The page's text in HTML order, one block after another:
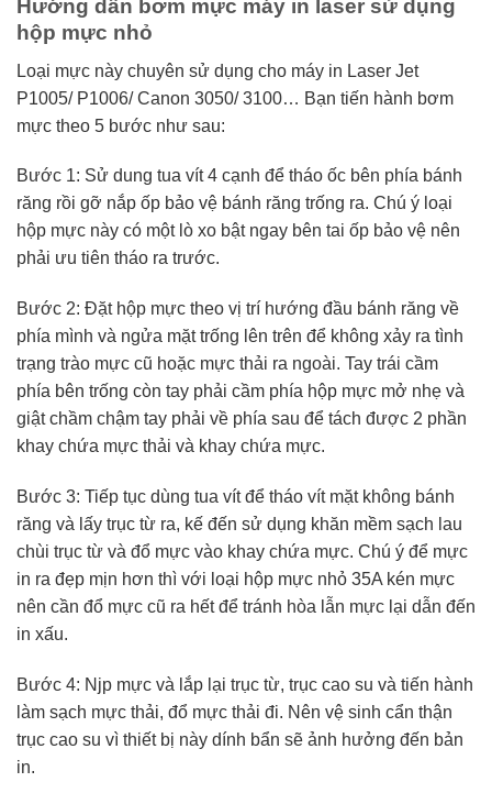
Hướng dẫn bơm mực máy in laser sử dụng
hộp mực nhỏ
Loại mực này chuyên sử dụng cho máy in Laser Jet
P1005/ P1006/ Canon 3050/ 3100… Bạn tiến hành bơm
mực theo 5 bước như sau:
Bước 1: Sử dung tua vít 4 cạnh để tháo ốc bên phía bánh
răng rồi gỡ nắp ốp bảo vệ bánh răng trống ra. Chú ý loại
hộp mực này có một lò xo bật ngay bên tai ốp bảo vệ nên
phải ưu tiên tháo ra trước.
Bước 2: Đặt hộp mực theo vị trí hướng đầu bánh răng về
phía mình và ngửa mặt trống lên trên để không xảy ra tình
trạng trào mực cũ hoặc mực thải ra ngoài. Tay trái cầm
phía bên trống còn tay phải cầm phía hộp mực mở nhẹ và
giật chầm chậm tay phải về phía sau để tách được 2 phần
khay chứa mực thải và khay chứa mực.
Bước 3: Tiếp tục dùng tua vít để tháo vít mặt không bánh
răng và lấy trục từ ra, kế đến sử dụng khăn mềm sạch lau
chùi trục từ và đổ mực vào khay chứa mực. Chú ý để mực
in ra đẹp mịn hơn thì với loại hộp mực nhỏ 35A kén mực
nên cần đổ mực cũ ra hết để tránh hòa lẫn mực lại dẫn đến
in xấu.
Bước 4: Njp mực và lắp lại trục từ, trục cao su và tiến hành
làm sạch mực thải, đổ mực thải đi. Nên vệ sinh cẩn thận
trục cao su vì thiết bị này dính bẩn sẽ ảnh hưởng đến bản
in.